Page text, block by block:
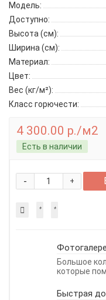
Модель:
Доступно:
Высота (см):
Ширина (см):
Материал:
Цвет:
Вес (кг/м²):
Класс горючести:
4 300.00 р./м2
Есть в наличии
+
-
Большое
которые
Быстрая